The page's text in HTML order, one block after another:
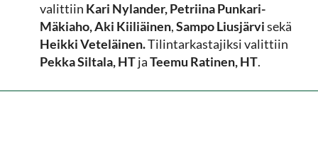
valittiin Kari Nylander, Petriina Punkari-
Mäkiaho, Aki Kiiliäinen,Sampo Liusjärvisekä
Heikki Veteläinen.Tilintarkastajiksi valittiin
Pekka Siltala, HTjaTeemu Ratinen, HT.